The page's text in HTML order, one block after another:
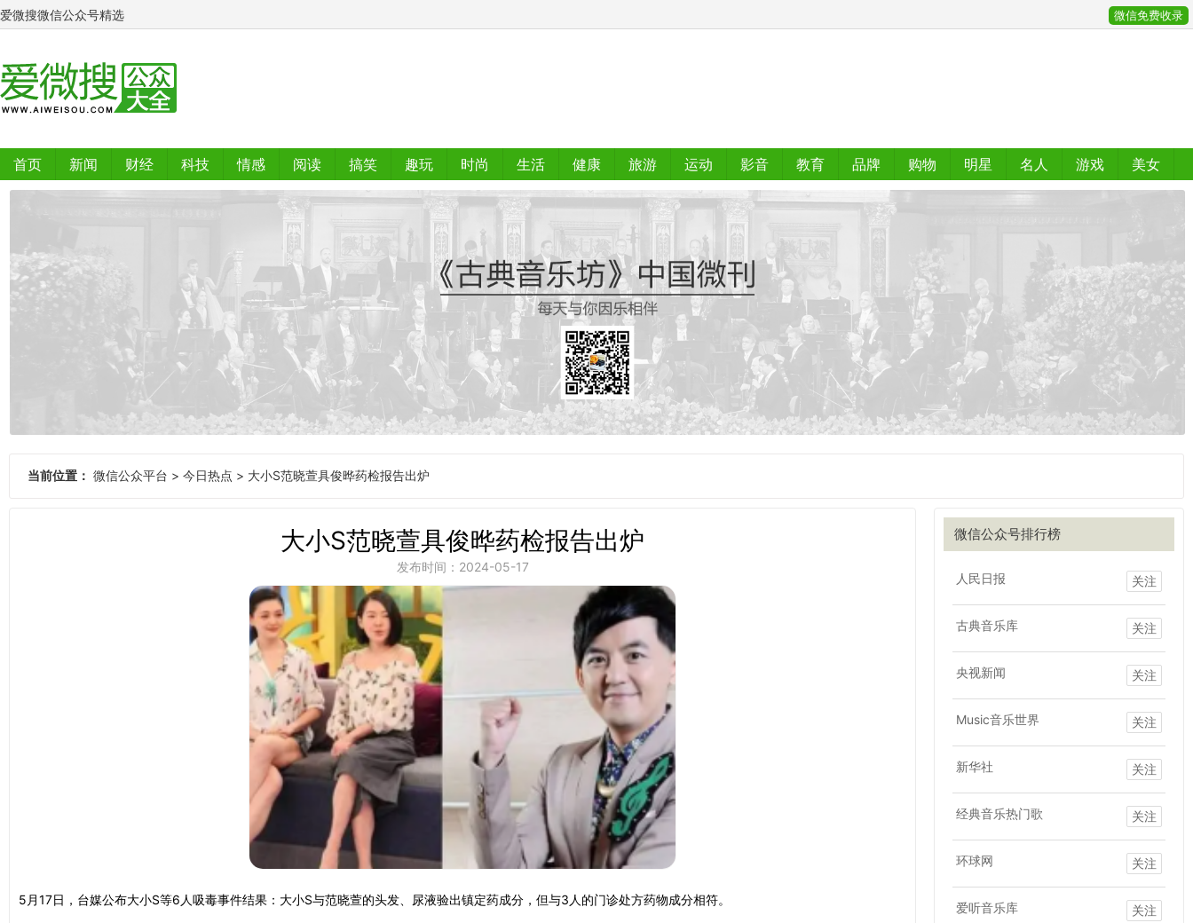
爱微搜微信公众号精选 微信免费收录
首页 新闻 财经 科技 情感 阅读 搞笑 趣玩 时尚 生活 健康 旅游 运动 影音 教育 品牌 购物 明星 名人 游戏
美女
当前位置： 微信公众平台 > 今日热点 > 大小S范晓萱具俊晔药检报告出炉
微信公众号排行榜
人民日报 关注
古典音乐库 关注
央视新闻 关注
Music音乐世界 关注
新华社 关注
经典音乐热门歌 关注
环球网 关注
爱听音乐库 关注
大小S范晓萱具俊晔药检报告出炉
发布时间：2024-05-17
5月17日，台媒公布大小S等6人吸毒事件结果：大小S与范晓萱的头发、尿液验出镇定药成分，但与3人的门诊处方药物成分相符。